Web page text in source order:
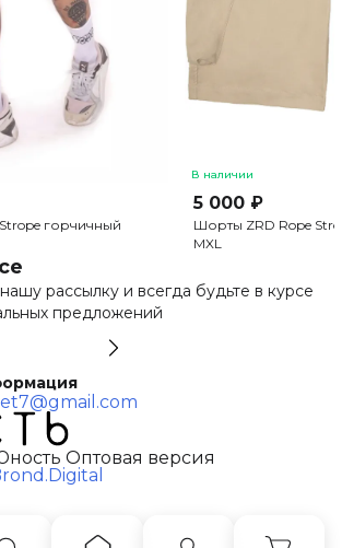
горчичный
В наличии
5 000 ₽
Шорты ZRD Rope
MXL
рассылку и всегда будьте в курсе
предложений
Оптовая версия